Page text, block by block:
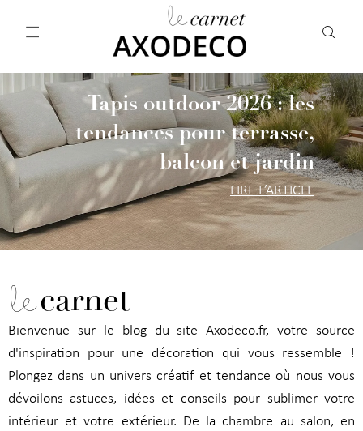
Tapis outdoor 2026 : les
tendances pour terrasse,
balcon et jardin
LIRE L’ARTICLE
lecarnet
Bienvenue sur le blog du site Axodeco.fr, votre source
d'inspiration pour une décoration qui vous ressemble !
Plongez dans un univers créatif et tendance où nous vous
dévoilons astuces, idées et conseils pour sublimer votre
intérieur et votre extérieur. De la chambre au salon, en